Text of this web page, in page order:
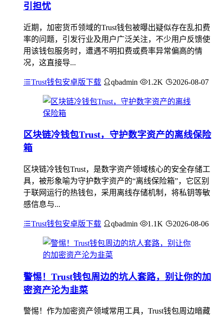
引担忧
近期，加密货币领域的Trust钱包被曝出疑似存在乱扣费
率的问题，引发行业及用户广泛关注，不少用户反馈使
用该钱包服务时，遭遇不明扣费或费率异常偏高的情
况，这直接导...
Trust钱包安卓版下载 qbadmin 1.2K 2026-08-07
区块链冷钱包Trust，守护数字资产的离线保险
箱
区块链冷钱包Trust，是数字资产领域核心的安全存储工
具，被形象喻为守护数字资产的“离线保险箱”，它区别
于联网运行的热钱包，采用离线存储机制，将私钥等敏
感信息与...
Trust钱包安卓版下载 qbadmin 1.1K 2026-08-06
警惕！Trust钱包周边的坑人套路，别让你的加
密资产沦为韭菜
警惕！作为加密资产领域常用工具，Trust钱包周边暗藏